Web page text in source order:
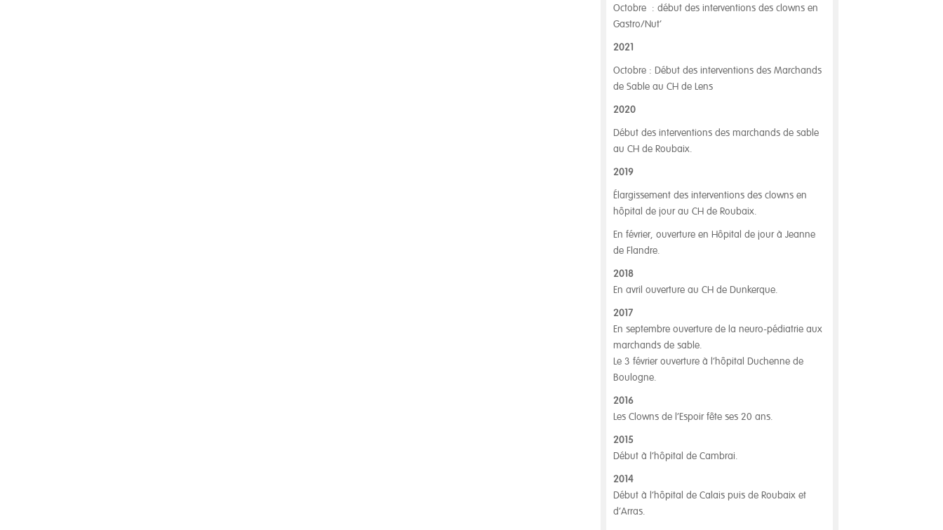
Octobre : début des interventions des clowns en
Gastro/Nut’
2021
Octobre : Début des interventions des Marchands
de Sable au CH de Lens
2020
Début des interventions des marchands de sable
au CH de Roubaix.
2019
Élargissement des interventions des clowns en
hôpital de jour au CH de Roubaix.
En février, ouverture en Hôpital de jour à Jeanne
de Flandre.
2018
En avril ouverture au CH de Dunkerque.
2017
En septembre ouverture de la neuro-pédiatrie aux
marchands de sable.
Le 3 février ouverture à l’hôpital Duchenne de
Boulogne.
2016
Les Clowns de l’Espoir fête ses 20 ans.
2015
Début à l’hôpital de Cambrai.
2014
Début à l’hôpital de Calais puis de Roubaix et
d’Arras.